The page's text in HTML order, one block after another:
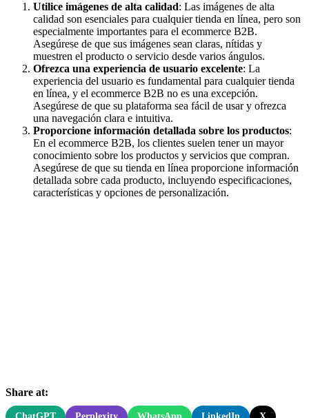
Utilice imágenes de alta calidad: Las imágenes de alta
calidad son esenciales para cualquier tienda en línea, pero son
especialmente importantes para el ecommerce B2B.
Asegúrese de que sus imágenes sean claras, nítidas y
muestren el producto o servicio desde varios ángulos.
Ofrezca una experiencia de usuario excelente: La
experiencia del usuario es fundamental para cualquier tienda
en línea, y el ecommerce B2B no es una excepción.
Asegúrese de que su plataforma sea fácil de usar y ofrezca
una navegación clara e intuitiva.
Proporcione información detallada sobre los productos:
En el ecommerce B2B, los clientes suelen tener un mayor
conocimiento sobre los productos y servicios que compran.
Asegúrese de que su tienda en línea proporcione información
detallada sobre cada producto, incluyendo especificaciones,
características y opciones de personalización.
Share at: